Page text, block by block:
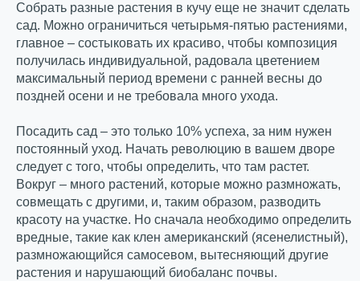
Собрать разные растения в кучу еще не значит сделать
сад. Можно ограничиться четырьмя-пятью растениями,
главное – состыковать их красиво, чтобы композиция
получилась индивидуальной, радовала цветением
максимальный период времени с ранней весны до
поздней осени и не требовала много ухода.
Посадить сад – это только 10% успеха, за ним нужен
постоянный уход. Начать революцию в вашем дворе
следует с того, чтобы определить, что там растет.
Вокруг – много растений, которые можно размножать,
совмещать с другими, и, таким образом, разводить
красоту на участке. Но сначала необходимо определить
вредные, такие как клен американский (ясенелистный),
размножающийся самосевом, вытесняющий другие
растения и нарушающий биобаланс почвы.